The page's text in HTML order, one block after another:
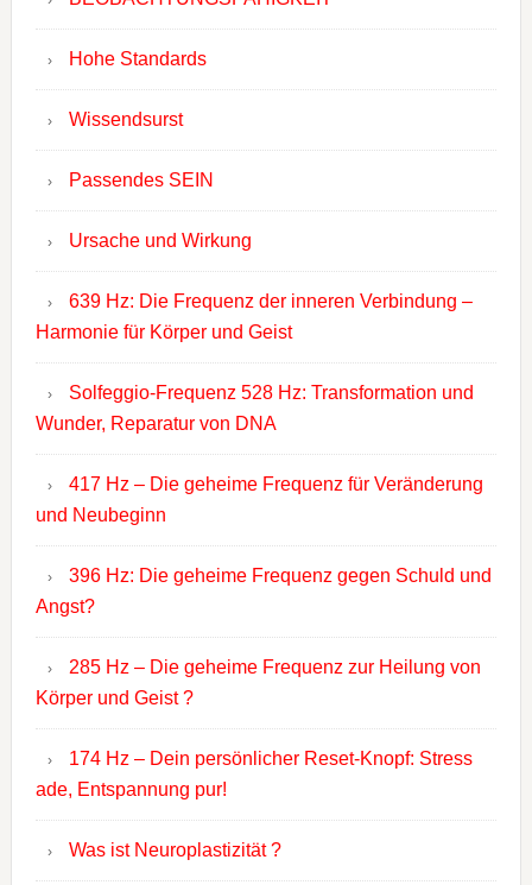
Hohe Standards
Wissendsurst
Passendes SEIN
Ursache und Wirkung
639 Hz: Die Frequenz der inneren Verbindung –
Harmonie für Körper und Geist
Solfeggio-Frequenz 528 Hz: Transformation und
Wunder, Reparatur von DNA
417 Hz – Die geheime Frequenz für Veränderung
und Neubeginn
396 Hz: Die geheime Frequenz gegen Schuld und
Angst?
285 Hz – Die geheime Frequenz zur Heilung von
Körper und Geist ?
174 Hz – Dein persönlicher Reset-Knopf: Stress
ade, Entspannung pur!
Was ist Neuroplastizität ?